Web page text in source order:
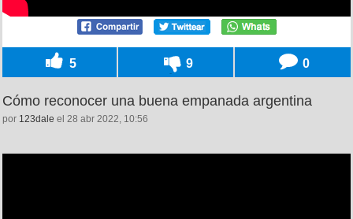
5 9 0
Cómo reconocer una buena empanada argentina
por 123dale el 28 abr 2022, 10:56